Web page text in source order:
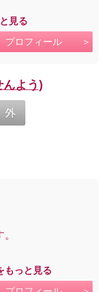
見る
プロフィール
よう)
もっと見る